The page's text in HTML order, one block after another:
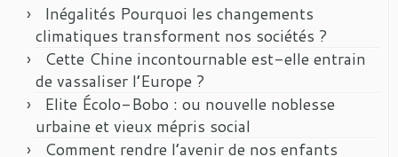
Inégalités Pourquoi les changements
climatiques transforment nos sociétés ?
Cette Chine incontournable est-elle entrain
de vassaliser l’Europe ?
Elite Écolo-Bobo : ou nouvelle noblesse
urbaine et vieux mépris social
Comment rendre l’avenir de nos enfants